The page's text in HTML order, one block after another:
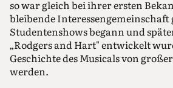
so war gleich bei ihrer ersten
bleibende Interessengemeinschaft
Studentenshows begann und
„Rodgers and Hart" entwickelt
Geschichte des Musicals von
werden.